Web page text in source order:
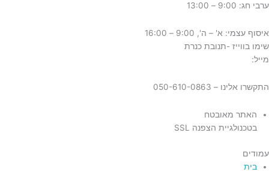
ערבי חג: 9:00 – 13:00
איסוף עצמי: א' – ה', 9:00 – 16:00
שימו בווייז -תנובת כנרת
מייל:
התקשרו אלינו – 050-610-0863
האתר מאובטח
בטכנולגיית הצפנה SSL
עמודים
בית